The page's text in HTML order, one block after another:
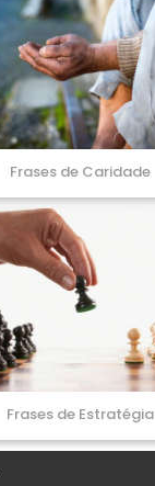
Frases de Caridade
Frases de Estratégia